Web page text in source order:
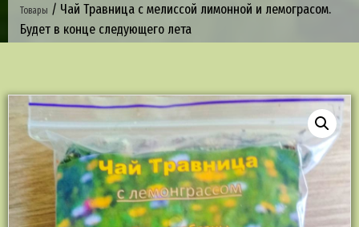
Товары / Чай Травница с мелиссой лимонной и лемограсом.
Будет в конце следующего лета